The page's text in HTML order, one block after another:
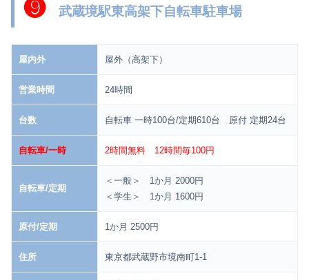
❾武蔵境駅東高架下自転車駐車場
屋内外 屋外（高架下）
営業時間 24時間
台数 自転車 一時100台/定期610台 原付 定期24台
自転車/一時 2時間無料 12時間毎100円
自転車/定期
＜一般＞ 1か月 2000円
＜学生＞ 1か月 1600円
原付/定期 1か月 2500円
住所 東京都武蔵野市境南町1-1